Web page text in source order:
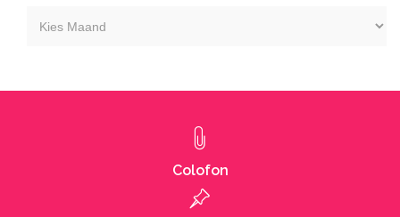
maand
Colofon